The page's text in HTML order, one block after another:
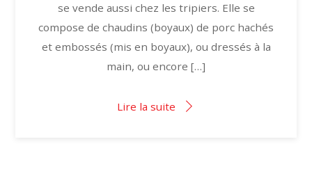
se vende aussi chez les tripiers. Elle se
compose de chaudins (boyaux) de porc hachés
et embossés (mis en boyaux), ou dressés à la
main, ou encore […]
Lire la suite